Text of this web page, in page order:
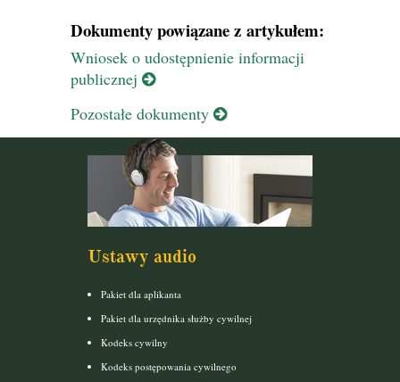
Dokumenty powiązane z artykułem:
Wniosek o udostępnienie informacji
publicznej
Pozostałe dokumenty
Ustawy audio
Pakiet dla aplikanta
Pakiet dla urzędnika służby cywilnej
Kodeks cywilny
Kodeks postępowania cywilnego